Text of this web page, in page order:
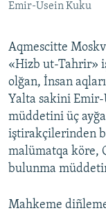
QOŞULIÑIZ!
RFE/RS bütün
Emir-Usein Kuku
Aqmescitte
«Hizb ut-Tahrir»
olğan, İnsan
Yalta sakini
müddetini üç
iştirakçilerinden
malümatqa köre,
bulunma
Mahkeme